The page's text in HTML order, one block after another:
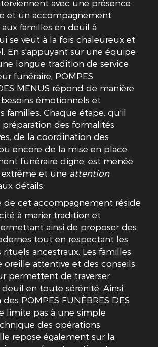
avec une présence
et un accompagnement
familles en deuil à
se veut à la fois chaleureux et
En s'appuyant sur une équipe
longue tradition de service
funéraire, POMPES
MENUS répond de manière
émotionnels et
familles. Chaque étape, qu'il
préparation des formalités
de la coordination des
encore de la mise en place
funéraire digne, est menée
et une attention
détails.
de cet accompagnement réside
à marier tradition et
ainsi de proposer des
tout en respectant les
rituels ancestraux. Les familles
oreille attentive et des conseils
permettent de traverser
en toute sérénité. Ainsi,
POMPES FUNÈBRES DES
limite pas à une simple
des opérations
repose également sur la